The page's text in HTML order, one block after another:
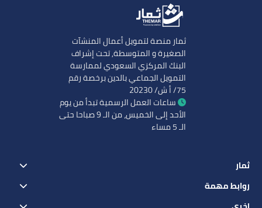
ثمار منصة لتمويل أعمال المنشآت
الصغيرة و المتوسطة, تحت إشراف
البنك المركزي السعودي لممارسة
التمويل الجماعي بالدين برخصة رقم
75/ أ ش/ 20230
ساعات العمل الرسمية تبدأ من يوم
الأحد إلى الخميس، من الـ 9 صباحا حتى
الـ 5 مساء
ثمار
روابط مهمة